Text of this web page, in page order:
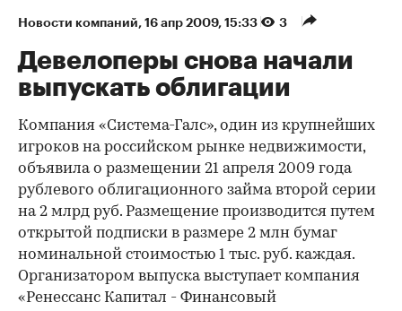
Новости компаний⁠, 16 апр 2009, 15:33 3
Девелоперы снова начали
выпускать облигации
Компания «Система-Галс», один из крупнейших
игроков на российском рынке недвижимости,
объявила о размещении 21 апреля 2009 года
рублевого облигационного займа второй серии
на 2 млрд руб. Размещение производится путем
открытой подписки в размере 2 млн бумаг
номинальной стоимостью 1 тыс. руб. каждая.
Организатором выпуска выступает компания
«Ренессанс Капитал - Финансовый